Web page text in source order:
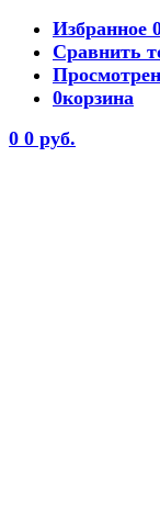
Избранное
Сравнить
0корзина
0 0 руб.